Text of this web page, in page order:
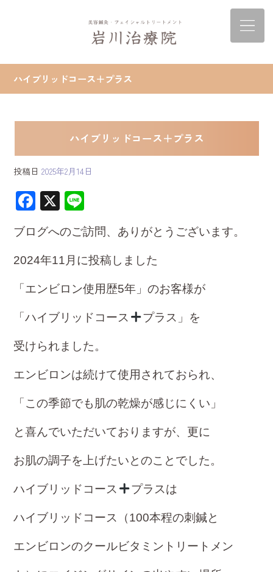
ハイブリッドコース＋プラス
ハイブリッドコース＋プラス
投稿日 2025年2月14日
F
ac
e
b
o
ok
X
ne
ブログへのご訪問、ありがとうございます。
2024年11月に投稿しました
「エンビロン使用歴5年」のお客様が
「ハイブリッドコース プラス」を
受けられました。
エンビロンは続けて使用されておられ、
「この季節でも肌の乾燥が感じにくい」
と喜んでいただいておりますが、更に
お肌の調子を 上げたいとのことでした。
ハイブリッドコース プラスは
ハイブリッドコース（100本程の刺鍼と
エンビロンのクールビタミントリートメン